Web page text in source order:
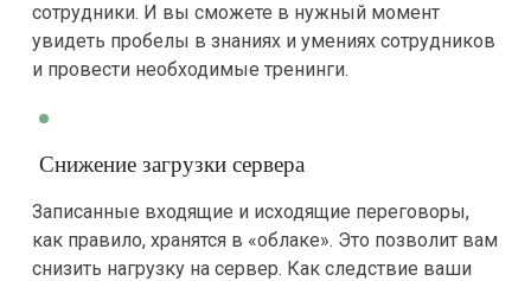
сотрудники. И вы сможете в нужный момент
увидеть пробелы в знаниях и умениях сотрудников
и провести необходимые тренинги.
Снижение загрузки сервера
Записанные входящие и исходящие переговоры,
как правило, хранятся в «облаке». Это позволит вам
снизить нагрузку на сервер. Как следствие ваши